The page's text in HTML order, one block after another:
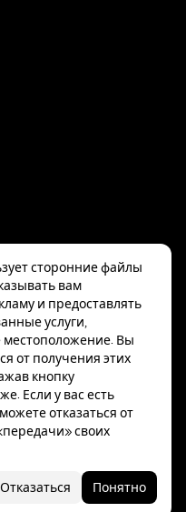
сторонние файлы
вам
и предоставлять
услуги,
Вы
от получения этих
кнопку
Если у вас есть
отказаться от
своих
Отказаться Понятно